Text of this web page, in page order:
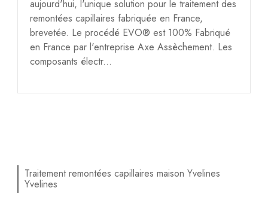
aujourd'hui, l'unique solution pour le traitement des
remontées capillaires fabriquée en France,
brevetée. Le procédé EVO® est 100% Fabriqué
en France par l'entreprise Axe Assèchement. Les
composants électr...
Traitement remontées capillaires maison Yvelines
Yvelines